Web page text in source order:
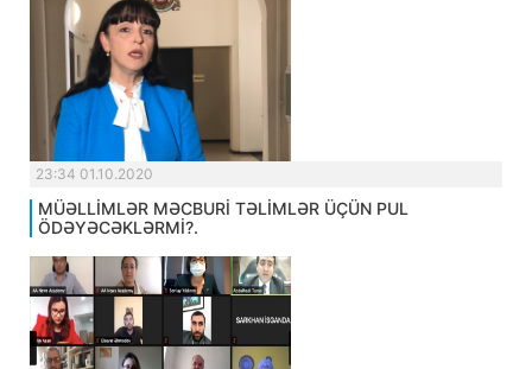
23:34 01.10.2020
MÜƏLLİMLƏR MƏCBURİ TƏLİMLƏR ÜÇÜN PUL
ÖDƏYƏCƏKLƏRMİ?.